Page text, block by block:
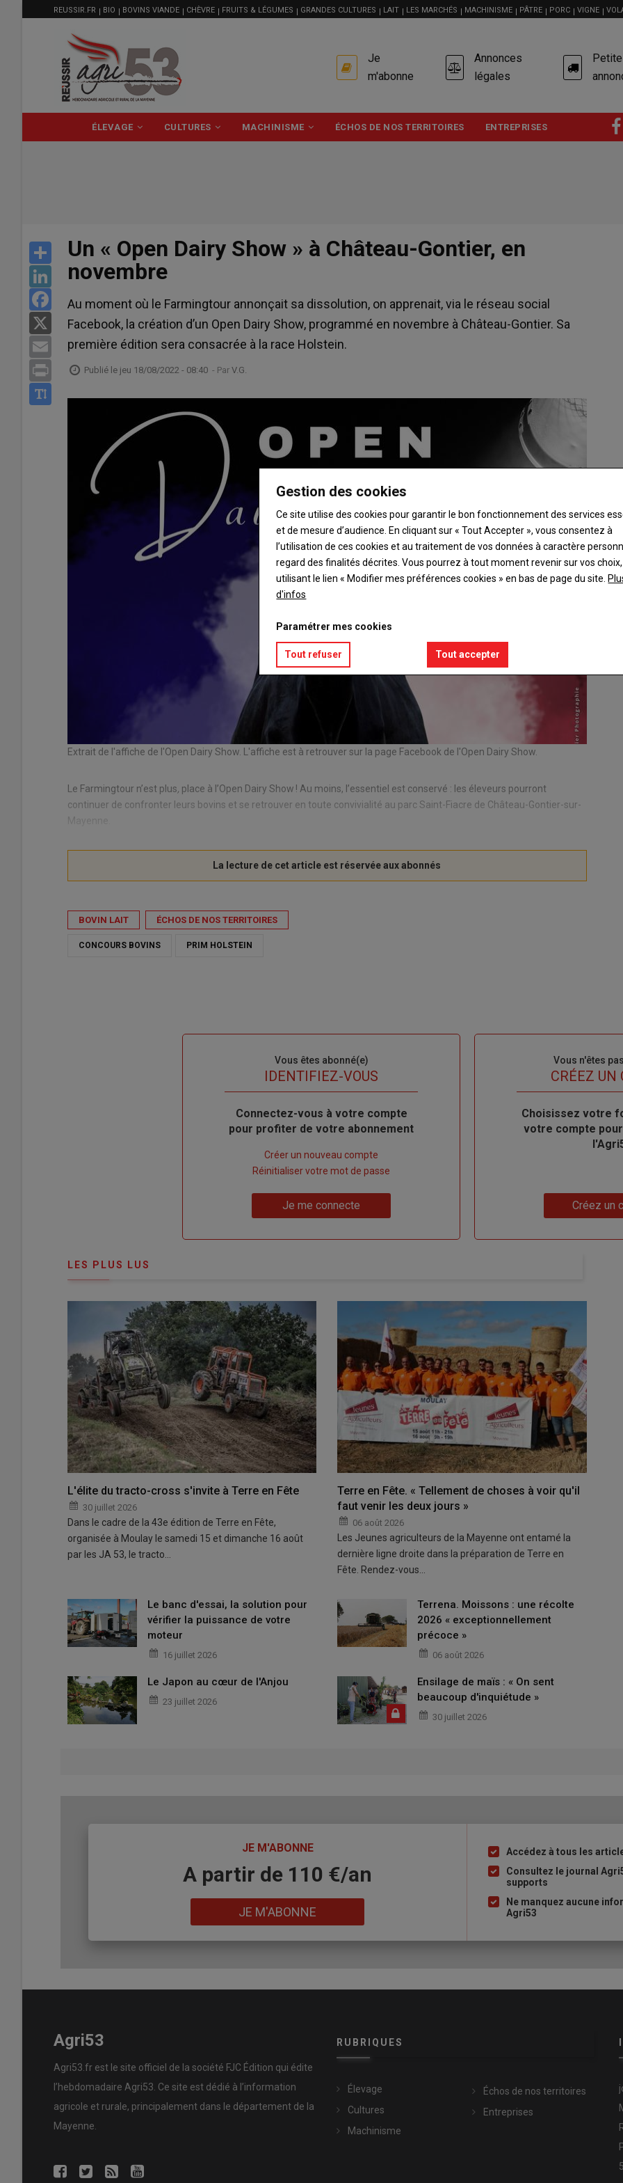
MENU
FILIÈRE
REUSSIR.FR BIO BOVINS VIANDE CHÈVRE FRUITS & LÉGUMES GRANDES CULTURES LAIT LES MARCHÉS MACHINISME PÂTRE PORC VIGNE
USER
ACCOUNT
MENU
Je
m'abonne
Annonces
légales
PRINCIPALE
ÉLEVAGE CULTURES MACHINISME ÉCHOS DE NOS TERRITOIRES ENTREPRISES
Share
LinkedIn
Facebook
Email
Print
Un « Open Dairy Show » à Château-Gontier, en
novembre
Au moment où le Farmingtour annonçait sa dissolution, on apprenait, via le réseau social
Facebook, la création d’un Open Dairy Show, programmé en novembre à Château-Gontier. Sa
première édition sera consacrée à la race Holstein.
Publié le jeu 18/08/2022 - 08:40 - Par V.G.
Extrait de l'affiche de l'Open Dairy Show. L'affiche est à retrouver sur la page Facebook de l'Open Dairy Show.
Le Farmingtour n’est plus, place à l’Open Dairy Show ! Au moins, l’essentiel est conservé : les éleveurs pourront
continuer de confronter leurs bovins et se retrouver en toute convivialité au parc Saint-Fiacre de Château-Gontier-sur-
BOVIN LAIT ÉCHOS DE NOS TERRITOIRES
CONCOURS BOVINS PRIM HOLSTEIN
Vous êtes abonné(e)
IDENTIFIEZ-VOUS
Body
Connectez-vous à votre compte
pour profiter de votre abonnement
compte"
Créer un nouveau compte
Réinitialiser votre mot de passe
Je me connecte
Vous n'êtes
TITRECRÉEZ UN
Body
Choisissez votre
votre compte
Créez un
LES PLUS LUS
L'élite du tracto-cross s'invite à Terre en Fête
30 juillet 2026
Dans le cadre de la 43e édition de Terre en Fête,
organisée à Moulay le samedi 15 et dimanche 16 août
par les JA 53, le tracto…
Terre en Fête. « Tellement de choses à voir qu'il
faut venir les deux jours »
06 août 2026
Les Jeunes agriculteurs de la Mayenne ont entamé la
dernière ligne droite dans la préparation de Terre en
Fête. Rendez-vous…
Le banc d'essai, la solution pour
vérifier la puissance de votre
moteur
16 juillet 2026
Terrena. Moissons : une récolte
2026 « exceptionnellement
précoce »
06 août 2026
Le Japon au cœur de l'Anjou
23 juillet 2026
Ensilage de maïs : « On sent
beaucoup d'inquiétude »
30 juillet 2026
JE M'ABONNE
A partir de 110 €/an
JE M'ABONNE
Liste
à
puce
Accédez à tous les
Consultez le journal
supports
Ne manquez aucune
Agri53
Agri53
Agri53.fr est le site officiel de la société FJC Édition qui édite
l’hebdomadaire Agri53. Ce site est dédié à l’information
agricole et rurale, principalement dans le département de la
Mayenne.
RUBRIQUES
Élevage
Cultures
Machinisme
Échos de nos territoires
Entreprises
Gestion des cookies
Ce site utilise des cookies pour garantir le bon fonctionnement des services
et de mesure d’audience. En cliquant sur « Tout Accepter », vous consentez à
l’utilisation de ces cookies et au traitement de vos données à caractère
regard des finalités décrites. Vous pourrez à tout moment revenir sur vos
utilisant le lien « Modifier mes préférences cookies » en bas de page du site.
d'infos
Paramétrer mes cookies
Tout refuser Tout accepter